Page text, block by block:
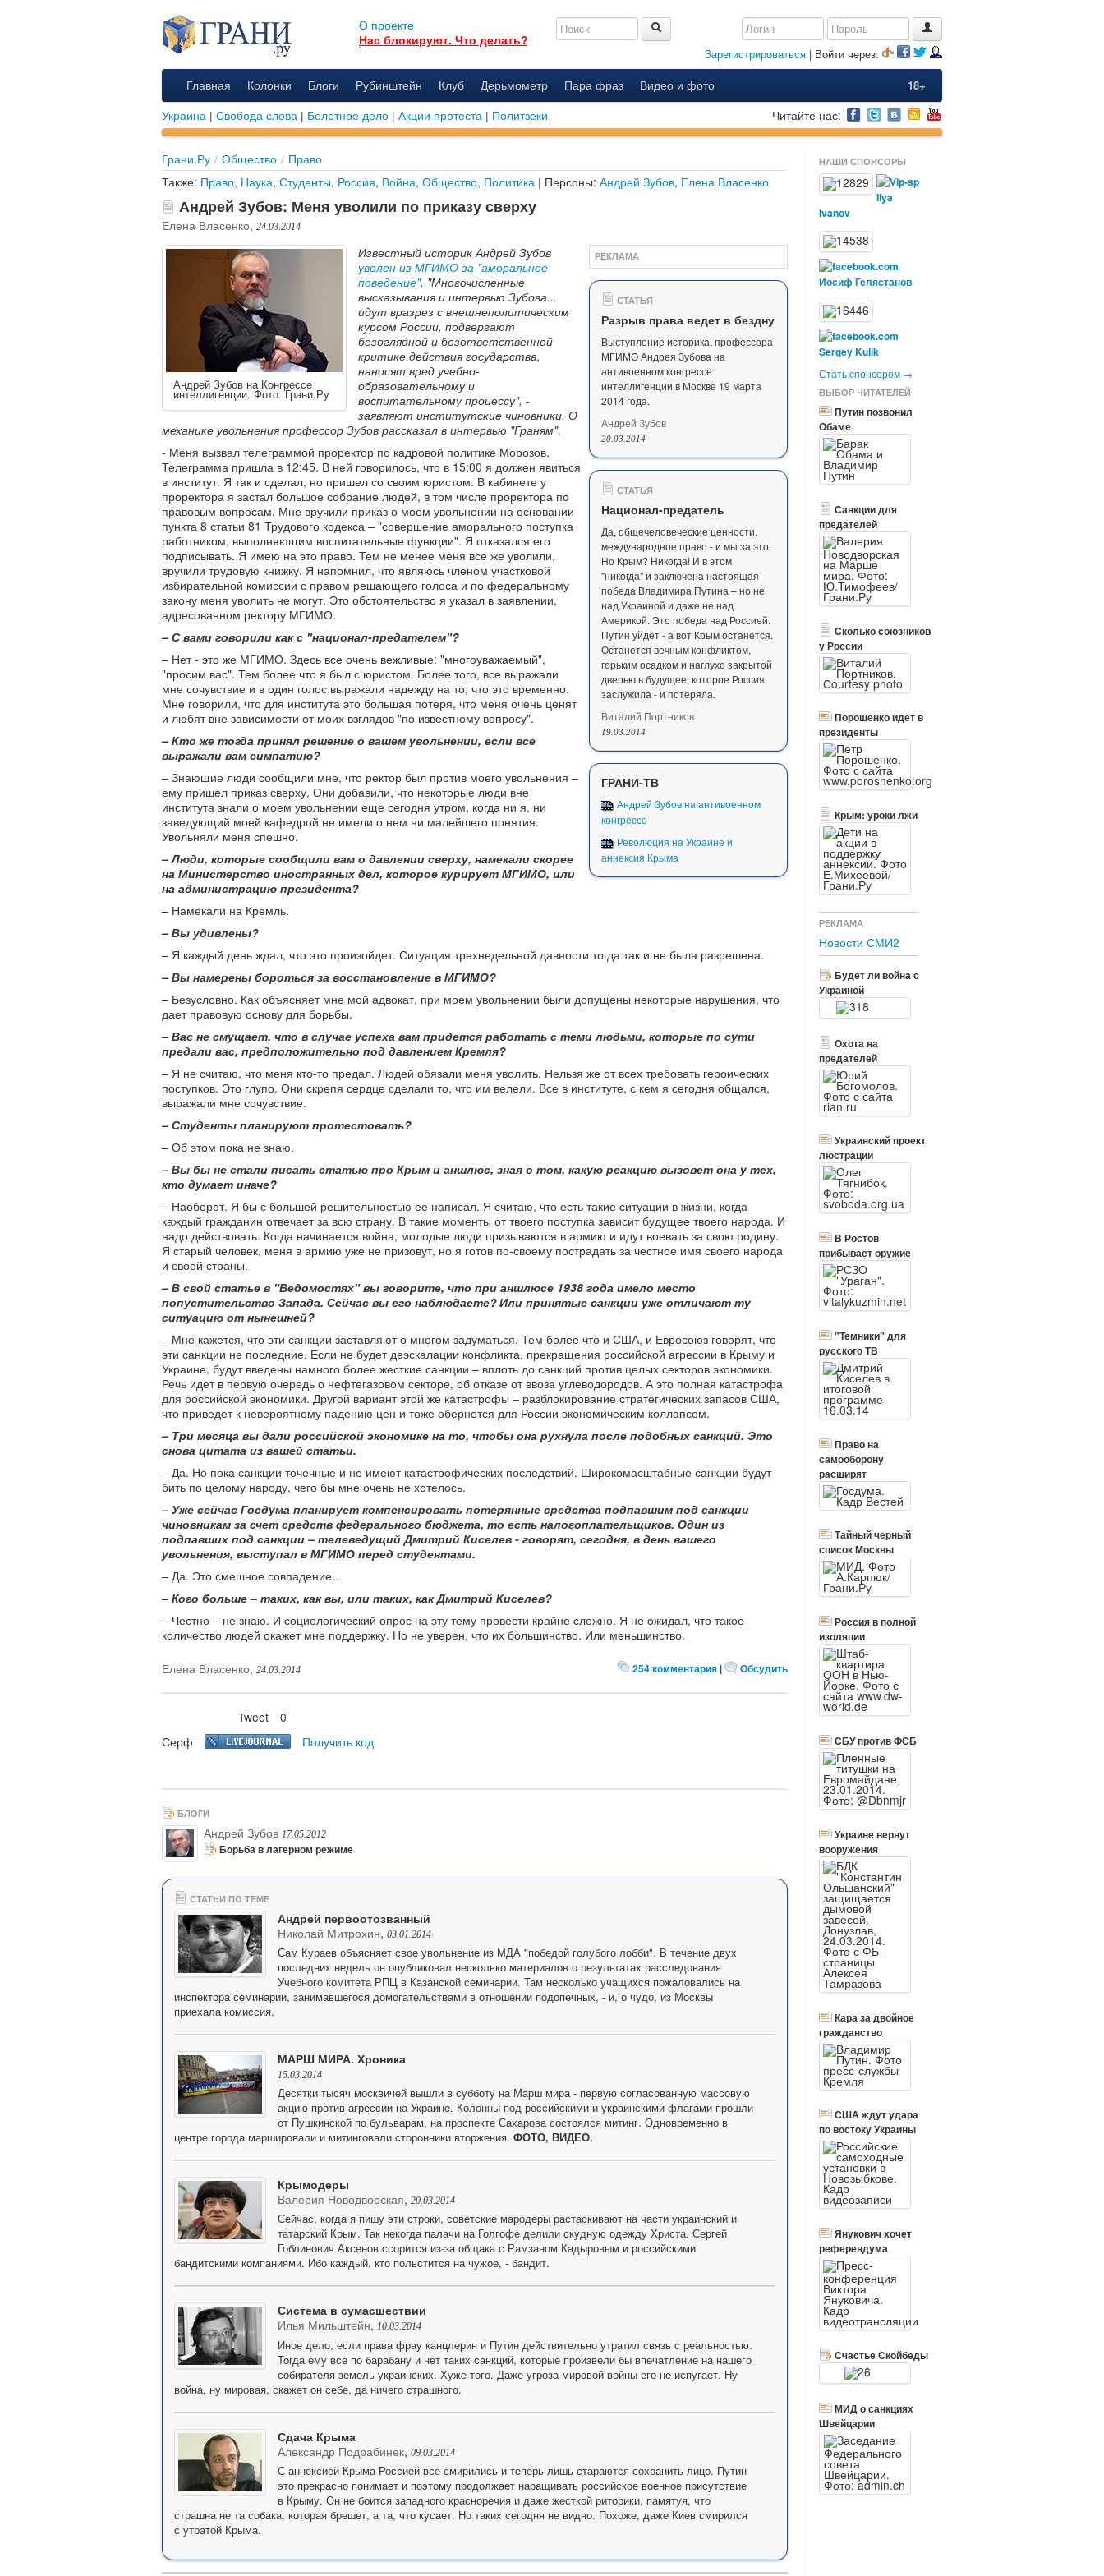
О проекте
Нас блокируют. Что делать?
Зарегистрироваться | Войти через:
18+
Главная Колонки Блоги Рубинштейн Клуб Дерьмометр Пара фраз
Видео и фото
Украина | Свобода слова | Болотное дело | Акции протеста | Политзеки Читайте нас:
Грани.Ру / Общество / Право
Также: Право, Наука, Студенты, Россия, Война, Общество, Политика | Персоны: Андрей Зубов, Елена Власенко
Андрей Зубов: Меня уволили по приказу сверху
Елена Власенко, 24.03.2014
Андрей Зубов на Конгрессе
интеллигенции. Фото: Грани.Ру
РЕКЛАМА
СТАТЬЯ
Разрыв права ведет в бездну
Выступление историка, профессора
МГИМО Андрея Зубова на
антивоенном конгрессе
интеллигенции в Москве 19 марта
2014 года.
Андрей Зубов
20.03.2014
СТАТЬЯ
Национал-предатель
Да, общечеловеческие ценности,
международное право - и мы за это.
Но Крым? Никогда! И в этом
"никогда" и заключена настоящая
победа Владимира Путина – но не
над Украиной и даже не над
Америкой. Это победа над Россией.
Путин уйдет - а вот Крым останется.
Останется вечным конфликтом,
горьким осадком и наглухо закрытой
дверью в будущее, которое Россия
заслужила - и потеряла.
Виталий Портников
19.03.2014
ГРАНИ-ТВ
Андрей Зубов на антивоенном
конгрессе
Революция на Украине и
аннексия Крыма
Известный историк Андрей Зубов
уволен из МГИМО за "аморальное
поведение". "Многочисленные
высказывания и интервью Зубова...
идут вразрез с внешнеполитическим
курсом России, подвергают
безоглядной и безответственной
критике действия государства,
наносят вред учебно-
образовательному и
воспитательному процессу", -
заявляют институтские чиновники. О
механике увольнения профессор Зубов рассказал в интервью "Граням".
- Меня вызвал телеграммой проректор по кадровой политике Морозов.
Телеграмма пришла в 12:45. В ней говорилось, что в 15:00 я должен явиться
в институт. Я так и сделал, но пришел со своим юристом. В кабинете у
проректора я застал большое собрание людей, в том числе проректора по
правовым вопросам. Мне вручили приказ о моем увольнении на основании
пункта 8 статьи 81 Трудового кодекса – "совершение аморального поступка
работником, выполняющим воспитательные функции". Я отказался его
подписывать. Я имею на это право. Тем не менее меня все же уволили,
вручили трудовую книжку. Я напомнил, что являюсь членом участковой
избирательной комиссии с правом решающего голоса и по федеральному
закону меня уволить не могут. Это обстоятельство я указал в заявлении,
адресованном ректору МГИМО.
– С вами говорили как с "национал-предателем"?
– Нет - это же МГИМО. Здесь все очень вежливые: "многоуважаемый",
"просим вас". Тем более что я был с юристом. Более того, все выражали
мне сочувствие и в один голос выражали надежду на то, что это временно.
Мне говорили, что для института это большая потеря, что меня очень ценят
и любят вне зависимости от моих взглядов "по известному вопросу".
– Кто же тогда принял решение о вашем увольнении, если все
выражали вам симпатию?
– Знающие люди сообщили мне, что ректор был против моего увольнения –
ему пришел приказ сверху. Они добавили, что некоторые люди вне
института знали о моем увольнении еще сегодня утром, когда ни я, ни
заведующий моей кафедрой не имели о нем ни малейшего понятия.
Увольняли меня спешно.
– Люди, которые сообщили вам о давлении сверху, намекали скорее
на Министерство иностранных дел, которое курирует МГИМО, или
на администрацию президента?
– Намекали на Кремль.
– Вы удивлены?
– Я каждый день ждал, что это произойдет. Ситуация трехнедельной давности тогда так и не была разрешена.
– Вы намерены бороться за восстановление в МГИМО?
– Безусловно. Как объясняет мне мой адвокат, при моем увольнении были допущены некоторые нарушения, что
дает правовую основу для борьбы.
– Вас не смущает, что в случае успеха вам придется работать с теми людьми, которые по сути
предали вас, предположительно под давлением Кремля?
– Я не считаю, что меня кто-то предал. Людей обязали меня уволить. Нельзя же от всех требовать героических
поступков. Это глупо. Они скрепя сердце сделали то, что им велели. Все в институте, с кем я сегодня общался,
выражали мне сочувствие.
– Студенты планируют протестовать?
– Об этом пока не знаю.
– Вы бы не стали писать статью про Крым и аншлюс, зная о том, какую реакцию вызовет она у тех,
кто думает иначе?
– Наоборот. Я бы с большей решительностью ее написал. Я считаю, что есть такие ситуации в жизни, когда
каждый гражданин отвечает за всю страну. В такие моменты от твоего поступка зависит будущее твоего народа. И
надо действовать. Когда начинается война, молодые люди призываются в армию и идут воевать за свою родину.
Я старый человек, меня в армию уже не призовут, но я готов по-своему пострадать за честное имя своего народа
и своей страны.
– В свой статье в "Ведомостях" вы говорите, что при аншлюсе 1938 года имело место
попустительство Запада. Сейчас вы его наблюдаете? Или принятые санкции уже отличают ту
ситуацию от нынешней?
– Мне кажется, что эти санкции заставляют о многом задуматься. Тем более что и США, и Евросоюз говорят, что
эти санкции не последние. Если не будет деэскалации конфликта, прекращения российской агрессии в Крыму и
Украине, будут введены намного более жесткие санкции – вплоть до санкций против целых секторов экономики.
Речь идет в первую очередь о нефтегазовом секторе, об отказе от ввоза углеводородов. А это полная катастрофа
для российской экономики. Другой вариант этой же катастрофы – разблокирование стратегических запасов США,
что приведет к невероятному падению цен и тоже обернется для России экономическим коллапсом.
– Три месяца вы дали российской экономике на то, чтобы она рухнула после подобных санкций. Это
снова цитата из вашей статьи.
– Да. Но пока санкции точечные и не имеют катастрофических последствий. Широкомасштабные санкции будут
бить по целому народу, чего бы мне очень не хотелось.
– Уже сейчас Госдума планирует компенсировать потерянные средства подпавшим под санкции
чиновникам за счет средств федерального бюджета, то есть налогоплательщиков. Один из
подпавших под санкции – телеведущий Дмитрий Киселев - говорят, сегодня, в день вашего
увольнения, выступал в МГИМО перед студентами.
– Да. Это смешное совпадение...
– Кого больше – таких, как вы, или таких, как Дмитрий Киселев?
– Честно – не знаю. И социологический опрос на эту тему провести крайне сложно. Я не ожидал, что такое
количество людей окажет мне поддержку. Но не уверен, что их большинство. Или меньшинство.
254 комментария | Обсудить
Елена Власенко, 24.03.2014
Tweet
0
Серф
Получить код
БЛОГИ
Андрей Зубов 17.05.2012
Борьба в лагерном режиме
СТАТЬИ ПО ТЕМЕ
Андрей первоотозванный
Николай Митрохин, 03.01.2014
Сам Кураев объясняет свое увольнение из МДА "победой голубого лобби". В течение двух
последних недель он опубликовал несколько материалов о результатах расследования
Учебного комитета РПЦ в Казанской семинарии. Там несколько учащихся пожаловались на
инспектора семинарии, занимавшегося домогательствами в отношении подопечных, - и, о чудо, из Москвы
приехала комиссия.
МАРШ МИРА. Хроника
15.03.2014
Десятки тысяч москвичей вышли в субботу на Марш мира - первую согласованную массовую
акцию против агрессии на Украине. Колонны под российскими и украинскими флагами прошли
от Пушкинской по бульварам, на проспекте Сахарова состоялся митинг. Одновременно в
центре города маршировали и митинговали сторонники вторжения. ФОТО, ВИДЕО.
Крымодеры
Валерия Новодворская, 20.03.2014
Сейчас, когда я пишу эти строки, советские мародеры растаскивают на части украинский и
татарский Крым. Так некогда палачи на Голгофе делили скудную одежду Христа. Сергей
Гоблинович Аксенов ссорится из-за общака с Рамзаном Кадыровым и российскими
бандитскими компаниями. Ибо каждый, кто польстится на чужое, - бандит.
Система в сумасшествии
Илья Мильштейн, 10.03.2014
Иное дело, если права фрау канцлерин и Путин действительно утратил связь с реальностью.
Тогда ему все по барабану и нет таких санкций, которые произвели бы впечатление на нашего
собирателя земель украинских. Хуже того. Даже угроза мировой войны его не испугает. Ну
война, ну мировая, скажет он себе, да ничего страшного.
Сдача Крыма
Александр Подрабинек, 09.03.2014
С аннексией Крыма Россией все смирились и теперь лишь стараются сохранить лицо. Путин
это прекрасно понимает и поэтому продолжает наращивать российское военное присутствие
в Крыму. Он не боится западного красноречия и даже жесткой риторики, памятуя, что
страшна не та собака, которая брешет, а та, что кусает. Но таких сегодня не видно. Похоже, даже Киев смирился
с утратой Крыма.
НАШИ СПОНСОРЫ
Ilya
Ivanov
Иосиф Гелястанов
Sergey Kulik
Стать спонсором →
ВЫБОР ЧИТАТЕЛЕЙ
Путин позвонил
Обаме
Санкции для
предателей
Сколько союзников
у России
Порошенко идет в
президенты
Крым: уроки лжи
РЕКЛАМА
Новости СМИ2
Будет ли война с
Украиной
Охота на
предателей
Украинский проект
люстрации
В Ростов
прибывает оружие
"Темники" для
русского ТВ
Право на
самооборону
расширят
Тайный черный
список Москвы
Россия в полной
изоляции
СБУ против ФСБ
Украине вернут
вооружения
Кара за двойное
гражданство
США ждут удара
по востоку Украины
Янукович хочет
референдума
Счастье Скойбеды
МИД о санкциях
Швейцарии